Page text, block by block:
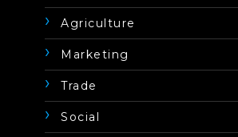
Agriculture
Marketing
Trade
Social